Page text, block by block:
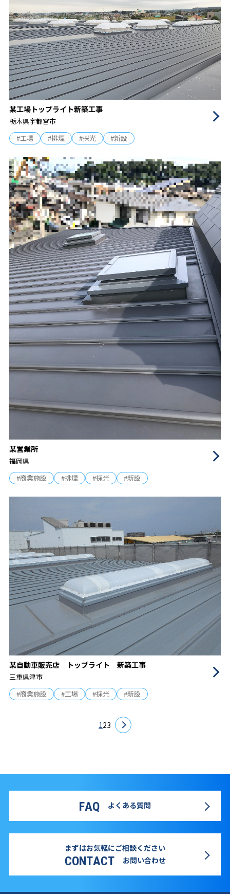
某工場トップライト新築工事
栃木県宇都宮市
#工場
#排煙 #採光 #新設
某営業所
福岡県
#商業施設
#排煙 #採光 #新設
某自動車販売店 トップライト 新築工事
三重県津市
#商業施設
#工場 #採光 #新設
123
FAQ よくある質問
まずはお気軽にご相談ください
CONTACT お問い合わせ